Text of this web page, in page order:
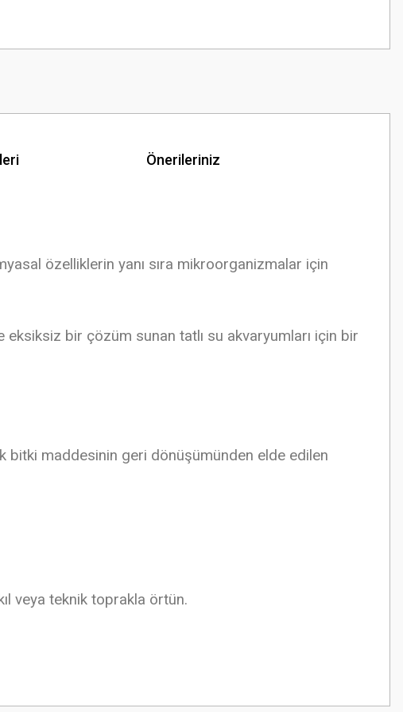
Önerileriniz
özelliklerin yanı sıra mikroorganizmalar için
bir çözüm sunan tatlı su akvaryumları için bir
bitki maddesinin geri dönüşümünden elde edilen
veya teknik toprakla örtün.